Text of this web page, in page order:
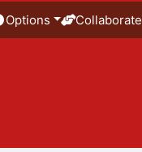
Options Collaborate